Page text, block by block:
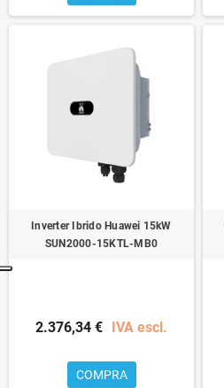
Inverter Ibrido Huawei 15kW
SUN2000-15KTL-MB0
2.376,34 € IVA escl.
COMPRA